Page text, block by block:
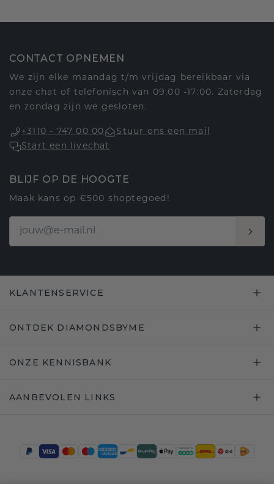
CONTACT OPNEMEN
We zijn elke maandag t/m vrijdag bereikbaar via
onze chat of telefonisch van 09:00 -17:00. Zaterdag
en zondag zijn we gesloten.
+3110 - 747 00 00
Stuur ons een mail
Start een livechat
BLIJF OP DE HOOGTE
Maak kans op €500 shoptegoed!
KLANTENSERVICE
ONTDEK DIAMONDSBYME
ONZE KENNISBANK
AANBEVOLEN LINKS